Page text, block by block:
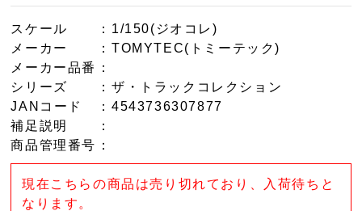
スケール
：1/150(ジオコレ)
メーカー
：TOMYTEC(トミーテック)
メーカー品番
：
シリーズ
：ザ・トラックコレクション
JANコード
：4543736307877
補足説明
：
商品管理番号 ：
現在こちらの商品は売り切れており、入荷待ちと
なります。